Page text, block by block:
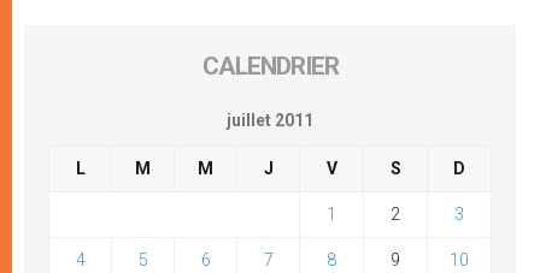
CALENDRIER
juillet 2011
L M M J V S D
1 2 3
4 5 6 7 8 9 10